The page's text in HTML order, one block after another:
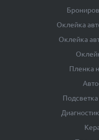
Оклейка
Оклейка
Пленка